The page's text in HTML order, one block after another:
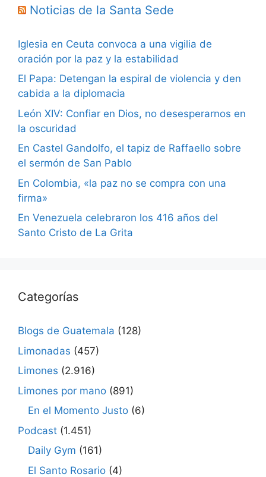
Noticias de la Santa Sede
Iglesia en Ceuta convoca a una vigilia de
oración por la paz y la estabilidad
El Papa: Detengan la espiral de violencia y den
cabida a la diplomacia
León XIV: Confiar en Dios, no desesperarnos en
la oscuridad
En Castel Gandolfo, el tapiz de Raffaello sobre
el sermón de San Pablo
En Colombia, «la paz no se compra con una
firma»
En Venezuela celebraron los 416 años del
Santo Cristo de La Grita
Categorías
Blogs de Guatemala (128)
Limonadas (457)
Limones (2.916)
Limones por mano (891)
En el Momento Justo (6)
Podcast (1.451)
Daily Gym (161)
El Santo Rosario (4)